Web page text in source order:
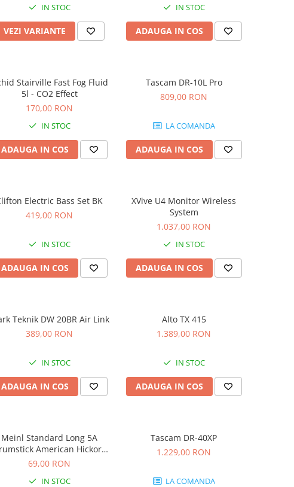
IN STOC
VEZI VARIANTE
IN STOC
ADAUGA IN COS
Stairville Fast Fog Fluid
5l - CO2 Effect
170,00 RON
IN STOC
ADAUGA IN COS
Tascam DR-10L Pro
809,00 RON
LA COMANDA
ADAUGA IN COS
Electric Bass Set BK
419,00 RON
IN STOC
ADAUGA IN COS
XVive U4 Monitor Wireless
System
1.037,00 RON
IN STOC
ADAUGA IN COS
Teknik DW 20BR Air Link
389,00 RON
IN STOC
ADAUGA IN COS
Alto TX 415
1.389,00 RON
IN STOC
ADAUGA IN COS
Meinl Standard Long 5A
American Hickory
SB103
69,00 RON
IN STOC
Tascam DR-40XP
1.229,00 RON
LA COMANDA